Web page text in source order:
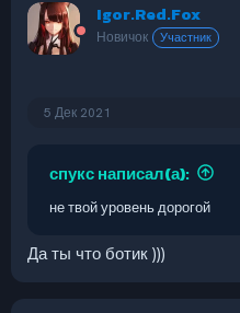
Igor.Red.Fox
Новичок Участник
5 Дек 2021
спукс написал(а):
не твой уровень дорогой
Да ты что ботик )))